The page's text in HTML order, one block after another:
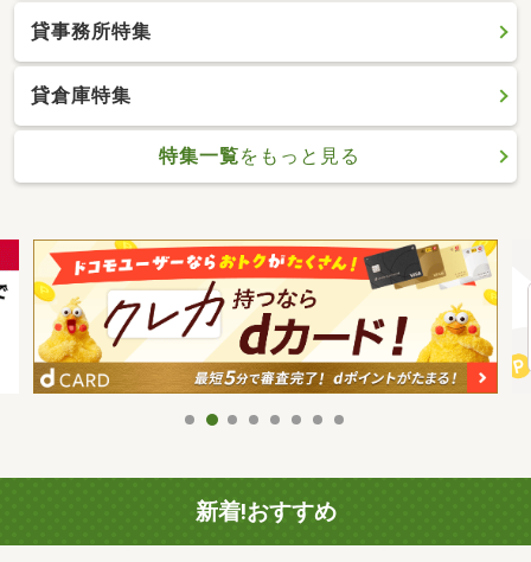
貸事務所特集
貸倉庫特集
特集一覧をもっと見る
新着!おすすめ